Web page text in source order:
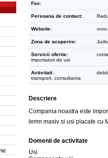
Fax:
Persoana de contact:
Website:
Zona de acoperire:
Servicii oferite:
importatori de usi
Activitati:
transport, consultanta
Descriere
Compania noastra este
lemn masiv si usi placate cu
Domenii de activitate
Usi